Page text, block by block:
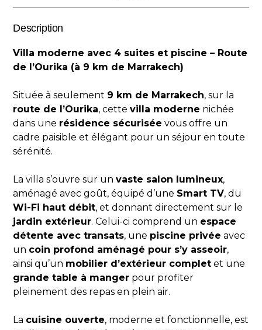
Description
Villa moderne avec 4 suites et piscine – Route
de l’Ourika (à 9 km de Marrakech)
Située à seulement 9 km de Marrakech, sur la
route de l’Ourika, cettevilla moderne nichée
dans une résidence sécurisée vous offre un
cadre paisible et élégant pour un séjour en toute
sérénité.
La villa s’ouvre sur unvaste salon lumineux,
aménagé avec goût, équipé d’une Smart TV, du
Wi-Fi haut débit, et donnant directement sur le
jardin extérieur. Celui-ci comprend un espace
détente avec transats, une piscine privée avec
un coin profond aménagé pour s’y asseoir,
ainsi qu’un mobilier d’extérieur complet et une
grande table à manger pour profiter
pleinement des repas en plein air.
La cuisine ouverte, moderne et fonctionnelle, est